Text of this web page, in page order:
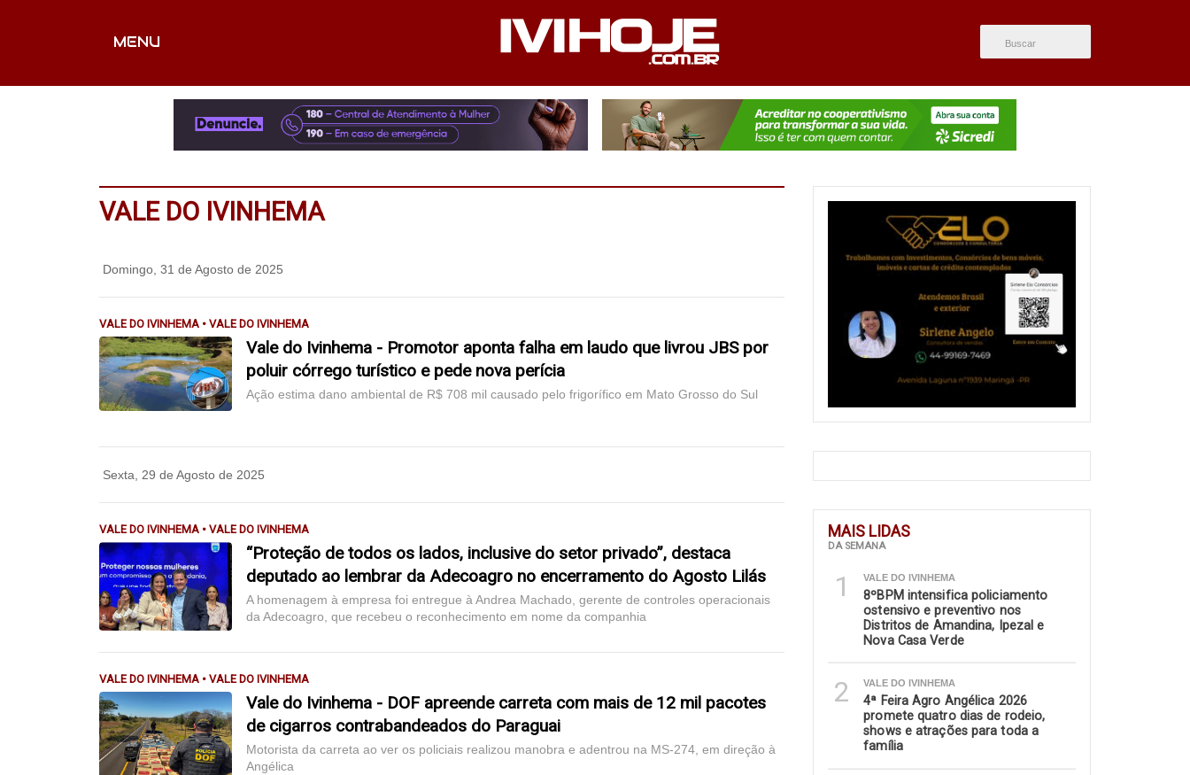
MENU
FALE CONOSCO
VALE DO IVINHEMA
Domingo, 31 de Agosto de 2025
VALE DO IVINHEMA • VALE DO IVINHEMA
Vale do Ivinhema - Promotor aponta falha em laudo que livrou JBS por
poluir córrego turístico e pede nova perícia
Ação estima dano ambiental de R$ 708 mil causado pelo frigorífico em Mato Grosso do Sul
Sexta, 29 de Agosto de 2025
VALE DO IVINHEMA • VALE DO IVINHEMA
“Proteção de todos os lados, inclusive do setor privado”, destaca
deputado ao lembrar da Adecoagro no encerramento do Agosto Lilás
A homenagem à empresa foi entregue à Andrea Machado, gerente de controles operacionais
da Adecoagro, que recebeu o reconhecimento em nome da companhia
VALE DO IVINHEMA • VALE DO IVINHEMA
Vale do Ivinhema - DOF apreende carreta com mais de 12 mil pacotes
de cigarros contrabandeados do Paraguai
Motorista da carreta ao ver os policiais realizou manobra e adentrou na MS-274, em direção à
Angélica
MAIS LIDAS
DA SEMANA
1 VALE DO IVINHEMA
8ºBPM intensifica policiamento
ostensivo e preventivo nos
Distritos de Amandina, Ipezal e
Nova Casa Verde
2 VALE DO IVINHEMA
4ª Feira Agro Angélica 2026
promete quatro dias de rodeio,
shows e atrações para toda a
família